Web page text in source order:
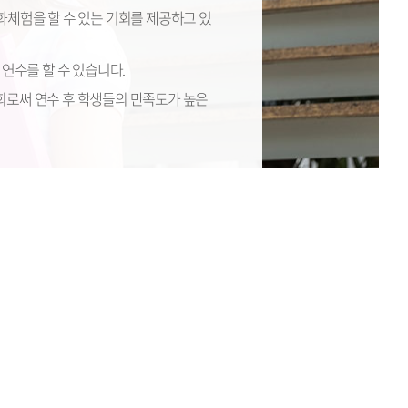
험을 할 수 있는 기회를 제공하고 있
수를 할 수 있습니다.
써 연수 후 학생들의 만족도가 높은